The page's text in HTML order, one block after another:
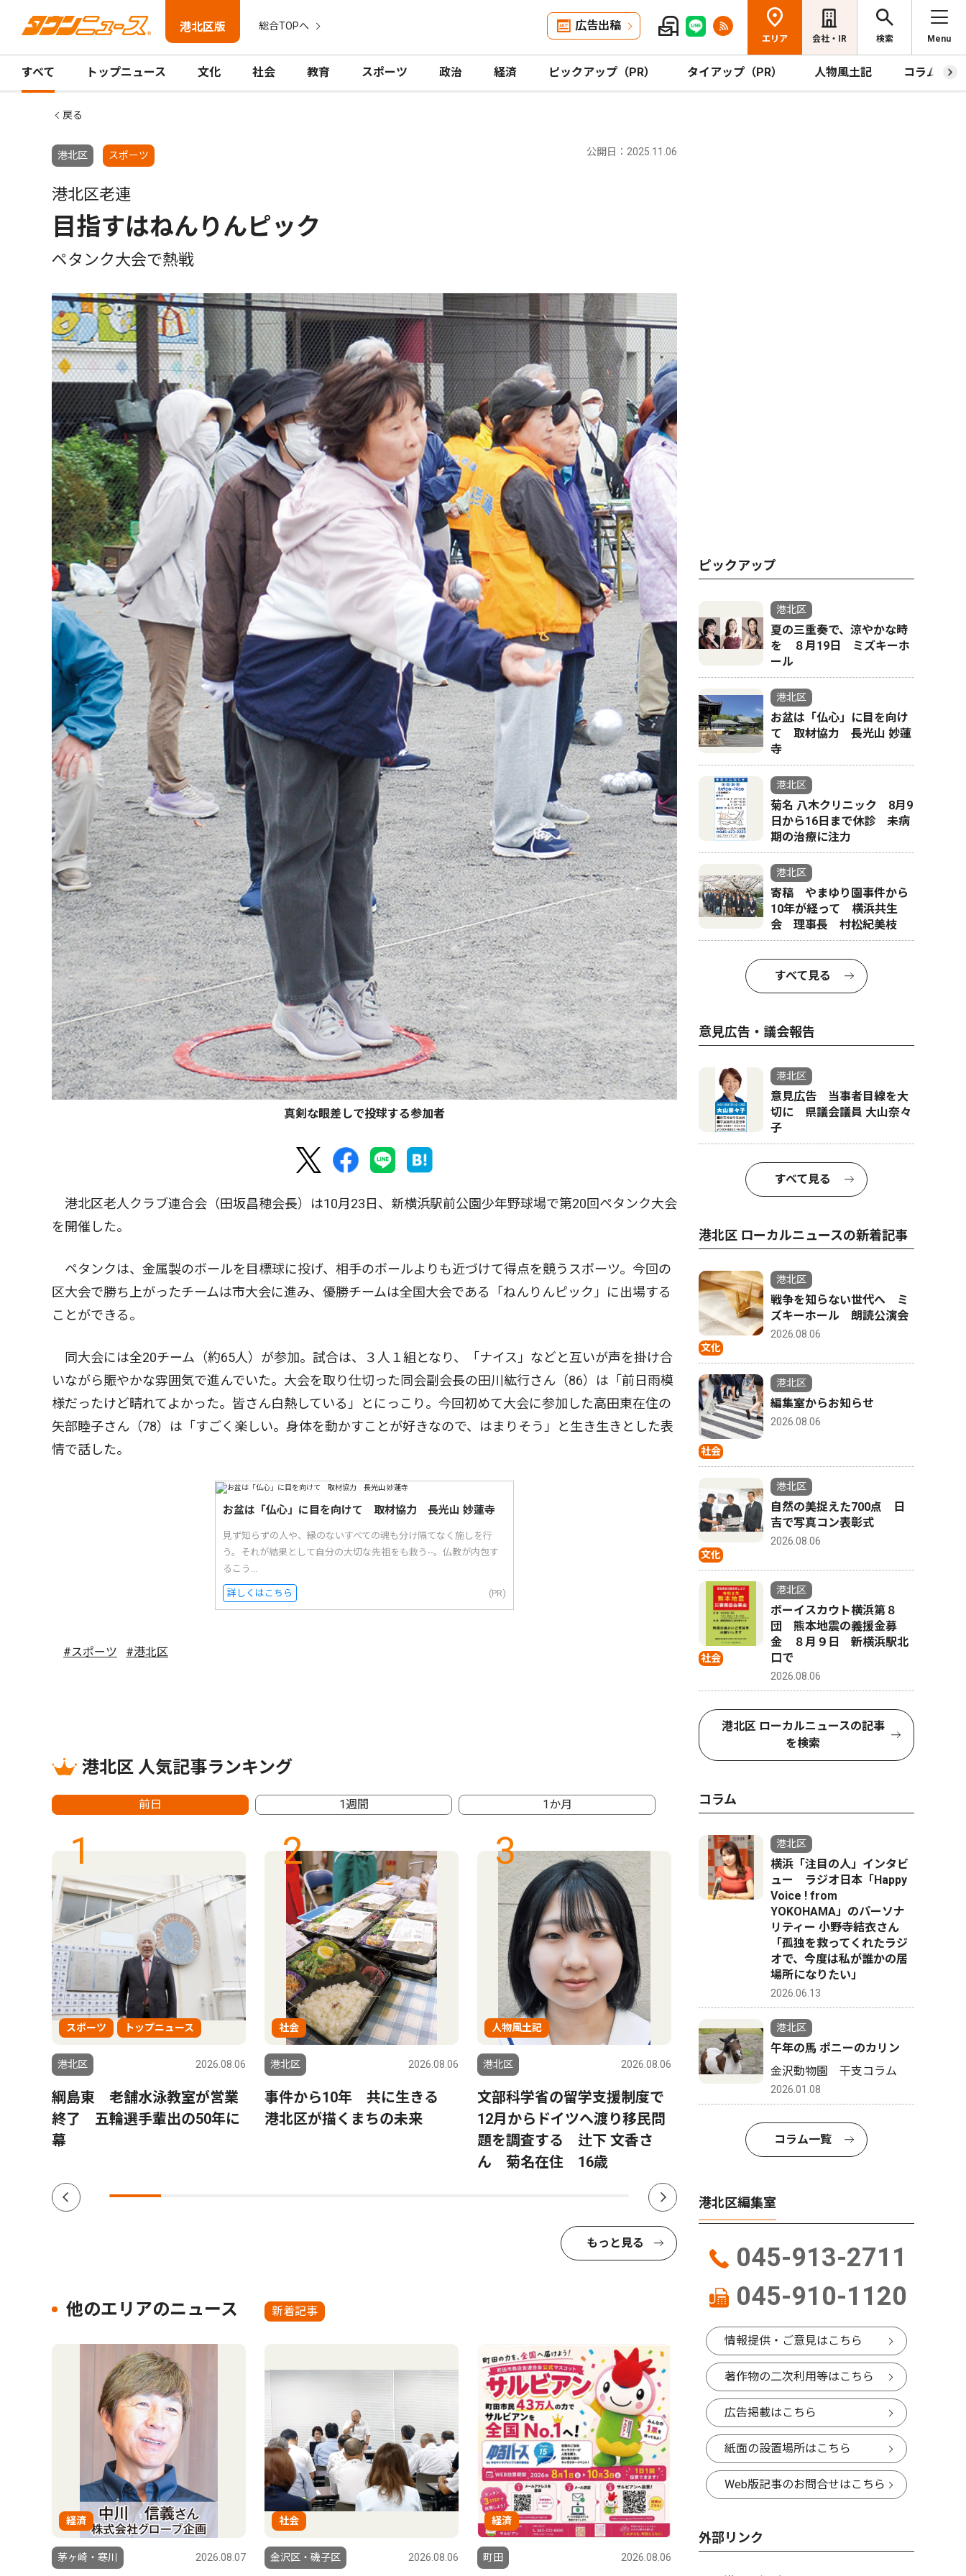
港北区版 総合TOPへ 広告出稿
エリア 会社・IR 検索 Menu
すべて トップニュース 文化 社会 教育 スポーツ 政治 経済 ピックアップ（PR） タイアップ（PR） 人物風土記 コラム
戻る
港北区 スポーツ 公開日：2025.11.06
港北区老連
目指すはねんりんピック
ペタンク大会で熱戦
真剣な眼差しで投球する参加者
港北区老人クラブ連合会（田坂昌穂会長）は10月23日、新横浜駅前公園少年野球場で第20回ペタンク大会
を開催した。
ペタンクは、金属製のボールを目標球に投げ、相手のボールよりも近づけて得点を競うスポーツ。今回の
区大会で勝ち上がったチームは市大会に進み、優勝チームは全国大会である「ねんりんピック」に出場する
ことができる。
同大会には全20チーム（約65人）が参加。試合は、３人１組となり、「ナイス」などと互いが声を掛け合
いながら賑やかな雰囲気で進んでいた。大会を取り仕切った同会副会長の田川紘行さん（86）は「前日雨模
様だったけど晴れてよかった。皆さん白熱している」とにっこり。今回初めて大会に参加した高田東在住の
矢部睦子さん（78）は「すごく楽しい。身体を動かすことが好きなので、はまりそう」と生き生きとした表
情で話した。
お盆は「仏心」に目を向けて 取材協力 長光山 妙蓮寺
見ず知らずの人や、縁のないすべての魂も分け隔てなく施しを行
う。それが結果として自分の大切な先祖をも救う--。仏教が内包す
るこう...
詳しくはこちら (PR)
#スポーツ #港北区
港北区 人気記事ランキング
前日 1週間 1か月
1
スポーツ トップニュース
港北区 2026.08.06
綱島東 老舗水泳教室が営業
終了 五輪選手輩出の50年に
幕
2
社会
港北区 2026.08.06
事件から10年 共に生きる
港北区が描くまちの未来
3
人物風土記
港北区 2026.08.06
文部科学省の留学支援制度で
12月からドイツへ渡り移民問
題を調査する 辻下 文香さ
ん 菊名在住 16歳
4
トップニュース 社会
港北区 2026.08.06
港北警察署 詐欺未然防止で
感謝状 勇気ある声掛けたた
もっと見る
他のエリアのニュース 新着記事
経済
茅ヶ崎・寒川 2026.08.07
社会
金沢区・磯子区 2026.08.06
経済
町田 2026.08.06
ピックアップ
港北区
夏の三重奏で、涼やかな時
を ８月19日 ミズキーホ
ール
港北区
お盆は「仏心」に目を向け
て 取材協力 長光山 妙蓮
寺
港北区
菊名 八木クリニック 8月9
日から16日まで休診 未病
期の治療に注力
港北区
寄稿 やまゆり園事件から
10年が経って 横浜共生
会 理事長 村松紀美枝
すべて見る
意見広告・議会報告
港北区
意見広告 当事者目線を大
切に 県議会議員 大山奈々
子
すべて見る
港北区 ローカルニュースの新着記事
文化
港北区
戦争を知らない世代へ ミ
ズキーホール 朗読公演会
2026.08.06
社会
港北区
編集室からお知らせ
2026.08.06
文化
港北区
自然の美捉えた700点 日
吉で写真コン表彰式
2026.08.06
社会
港北区
ボーイスカウト横浜第８
団 熊本地震の義援金募
金 ８月９日 新横浜駅北
口で
2026.08.06
港北区 ローカルニュースの記事
を検索
コラム
港北区
横浜「注目の人」インタビ
ュー ラジオ日本「Happy
Voice ! from
YOKOHAMA」のパーソナ
リティー 小野寺結衣さん
「孤独を救ってくれたラジ
オで、今度は私が誰かの居
場所になりたい」
2026.06.13
港北区
午年の馬 ポニーのカリン
金沢動物園 干支コラム
2026.01.08
コラム一覧
港北区編集室
045-913-2711
045-910-1120
情報提供・ご意見はこちら
著作物の二次利用等はこちら
広告掲載はこちら
紙面の設置場所はこちら
Web版記事のお問合せはこちら
外部リンク